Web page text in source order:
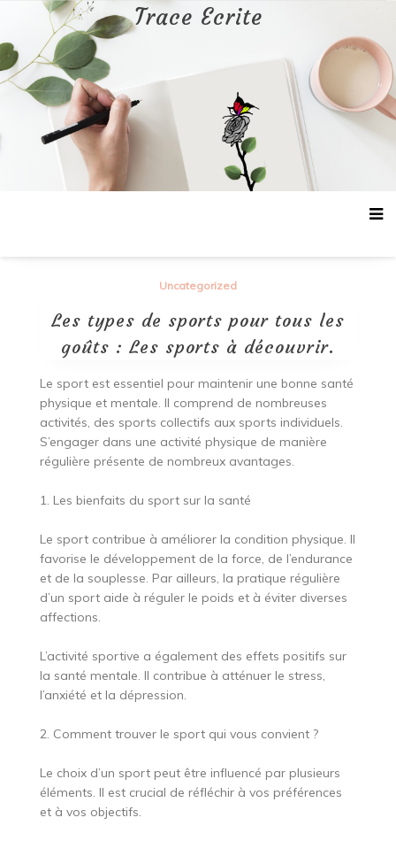
contenu
Trace Ecrite
Uncategorized
Les types de sports pour tous les
goûts : Les sports à découvrir.
Le sport est essentiel pour maintenir une bonne santé
physique et mentale. Il comprend de nombreuses
activités, des sports collectifs aux sports individuels.
S’engager dans une activité physique de manière
régulière présente de nombreux avantages.
1. Les bienfaits du sport sur la santé
Le sport contribue à améliorer la condition physique. Il
favorise le développement de la force, de l’endurance
et de la souplesse. Par ailleurs, la pratique régulière
d’un sport aide à réguler le poids et à éviter diverses
affections.
L’activité sportive a également des effets positifs sur
la santé mentale. Il contribue à atténuer le stress,
l’anxiété et la dépression.
2. Comment trouver le sport qui vous convient ?
Le choix d’un sport peut être influencé par plusieurs
éléments. Il est crucial de réfléchir à vos préférences
et à vos objectifs.